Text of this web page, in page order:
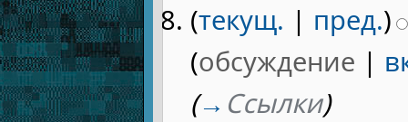
(текущ. | пред.)
(обсуждение |
(→ Ссылки)